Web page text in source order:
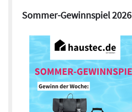
Sommer-Gewinnspiel 2026